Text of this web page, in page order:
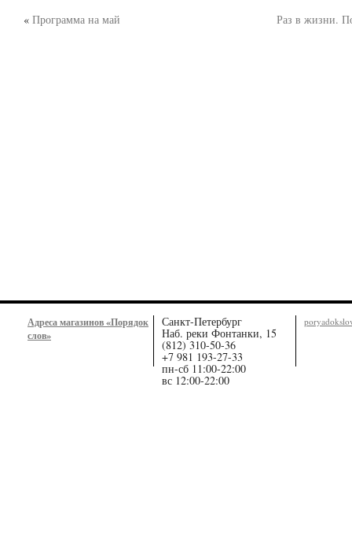
« Программа на май Раз в жизни.
Адреса магазинов «Порядок
слов»
Санкт-Петербург
Наб. реки Фонтанки, 15
(812) 310-50-36
+7 981 193-27-33
пн-сб 11:00-22:00
вс 12:00-22:00